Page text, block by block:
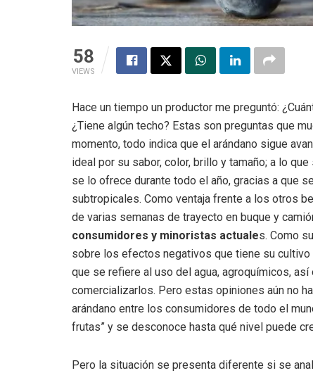
58
VIEWS
Hace un tiempo un productor me preguntó:
¿Tiene algún techo? Estas son preguntas que
momento, todo indica que el arándano sigue
ideal por su sabor, color, brillo y tamaño; a lo
se lo ofrece durante todo el año, gracias a que
subtropicales. Como ventaja frente a los otros
de varias semanas de trayecto en buque y
consumidores y minoristas actuales. Como
sobre los efectos negativos que tiene su
que se refiere al uso del agua, agroquímicos,
comercializarlos. Pero estas opiniones aún no
arándano entre los consumidores de todo el
frutas” y se desconoce hasta qué nivel puede
Pero la situación se presenta diferente si se